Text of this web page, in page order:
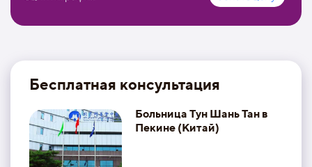
Бесплатная консультация
Больница Тун Шань Тан в
Пекине (Китай)